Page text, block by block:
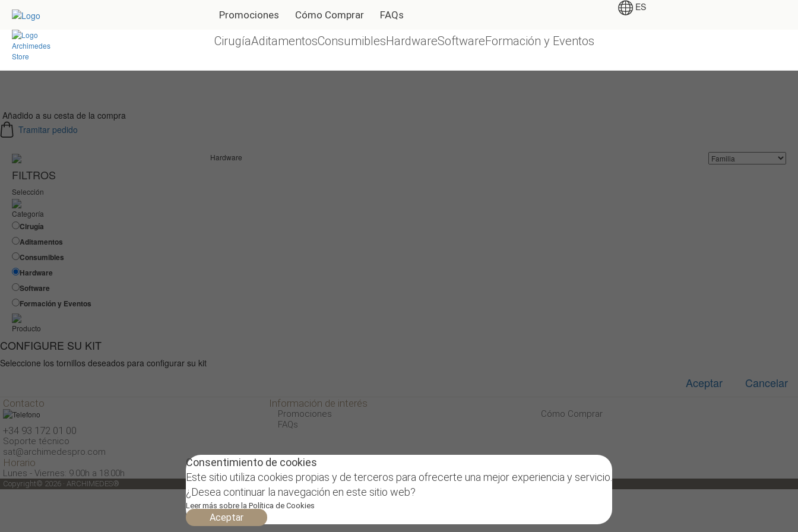
Promociones Cómo Comprar FAQs
ES
CirugíaAditamentosConsumiblesHardwareSoftwareFormación y Eventos
Añadido a su cesta de la compra
Tramitar pedido
FILTROS
Selección
Categoría
Cirugía
Aditamentos
Consumibles
Hardware
Software
Formación y Eventos
Producto
Hardware
CONFIGURE SU KIT
Seleccione los tornillos deseados para configurar su kit
Aceptar Cancelar
Contacto
+34 93 172 01 00
Soporte técnico
sat@archimedespro.com
Horario
Lunes - Viernes: 9.00h a 18.00h
Información de interés
Promociones
Cómo Comprar
FAQs
Copyright© 2026 · ARCHIMEDES®
Consentimiento de cookies
Este sitio utiliza cookies propias y de terceros para ofrecerte una mejor experiencia y servicio.
¿Desea continuar la navegación en este sitio web?
Leer más sobre la Política de Cookies
Aceptar
El siguiente sitio web contiene información técnica sobre productos sanitarios por lo tanto va dirigido exclusivamente a profesionales sanitarios. A
continuación, y en cumplimiento de la normativa vigente, declaro bajo mi responsabilidad ser un profesional de la odontología.